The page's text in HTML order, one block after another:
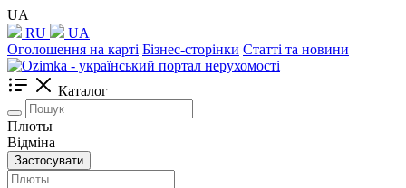
UA
RU
UA
Оголошення на карті Бізнес-сторінки Статті та новини
Каталог
Плюты
Відміна
Застосувати